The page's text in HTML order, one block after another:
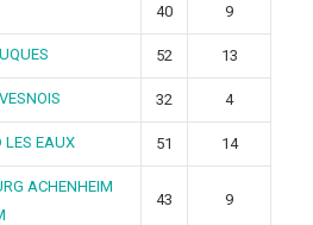
40 9
52 13
32 4
EAUX 51 14
ACHENHEIM
43 9